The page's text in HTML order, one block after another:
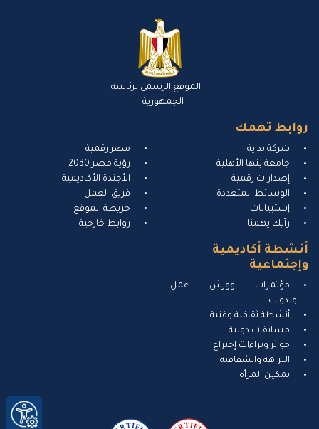
الموقع الرسمي لرئاسة
الجمهورية
روابط تهمك
شركة بداية
جامعة بنها الأهلية
إصدارات رقمية
الوسائط المتعددة
إستبيانات
رأيك يهمنا
مصر رقمية
رؤية مصر 2030
الأجندة الأكاديمية
فريق العمل
خريطة الموقع
روابط خارجية
أنشطة أكاديمية
وإجتماعية
مؤتمرات وورش عمل
وندوات
أنشطة ثقافية وفنية
مسابقات دولية
جوائز وبراءات إختراع
النزاهة والشفافية
تمكين المرأة